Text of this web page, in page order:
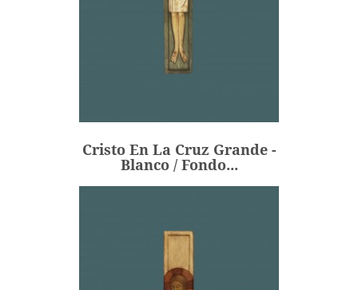
Cristo En La Cruz Grande -
Blanco / Fondo...
Precio
243,00 €
AÑADIR